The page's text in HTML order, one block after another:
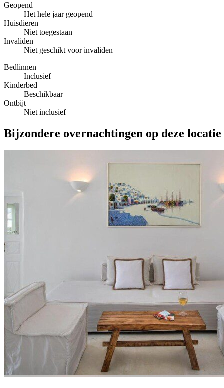
Geopend
Het hele jaar geopend
Huisdieren
Niet toegestaan
Invaliden
Niet geschikt voor invaliden
Bedlinnen
Inclusief
Kinderbed
Beschikbaar
Ontbijt
Niet inclusief
Bijzondere overnachtingen op deze locatie